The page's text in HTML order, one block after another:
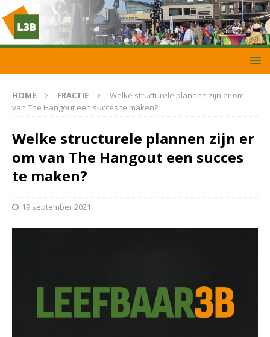
HOME FRACTIE
Welke structurele plannen zijn er om
van The Hangout een succes te maken?
Welke structurele plannen zijn er
om van The Hangout een succes
te maken?
19 september 2021